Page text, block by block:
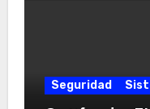
Seguridad